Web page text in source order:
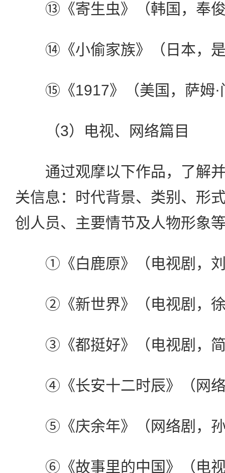
⑬《寄生虫》（韩国，奉
⑭《小偷家族》（日本，是
⑮《1917》（美国，萨姆·
（3）电视、网络篇目
通过观摩以下作品，了解并
关信息：时代背景、类别、形
创人员、主要情节及人物形象
①《白鹿原》（电视剧，刘
②《新世界》（电视剧，徐
③《都挺好》（电视剧，简
④《长安十二时辰》（网络
⑤《庆余年》（网络剧，孙
⑥《故事里的中国》（电视